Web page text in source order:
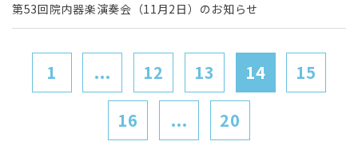
第53回院内器楽演奏会（11月2日）のお知らせ
1 ... 12 13 14 15
16 ... 20